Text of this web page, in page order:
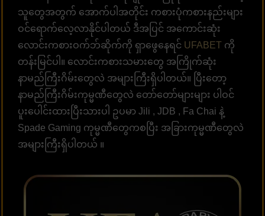
သူတွေအတွက် အောက်ပါအတိုင်း ကစားပုံကစားနည်းများ
ဝင်ရောက်လေ့လာနိုင်ပါတယ် ဒီအပြင် အကောင်းဆုံး
လောင်းကစားဝက်ဘ်ဆိုက်ကို ရှာဖွေနေရင် UFABET ကို
တန်းမြင်ပါ။ လောင်းကစားသမားတွေ အကြိုက်ဆုံး
နာမည်ကြီးဂိမ်းတွေလဲ အများကြီးရှိပါတယ်။ ပြီးတော့
နာမည်ကြီးဂိမ်းကုမ္မဏီတွေလဲ တော်တော်များများ ပါဝင်
ပူးပေါင်းထားပြီးသားပါ ဥပမာ Jili , JDB , Fa Chai နဲ့
Spade Gaming ကုမ္မဏီတွေကစပြီး အခြားကုမ္မဏီတွေလဲ
အများကြီးရှိပါတယ် ။